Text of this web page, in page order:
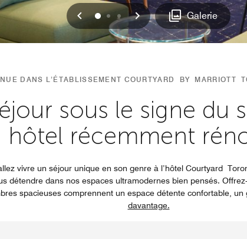
Précédent
012 Suivant Galerie
DANS L’ÉTABLISSEMENT COURTYARD BY MARRIOTT
sous le signe du
hôtel récemment
vivre un séjour unique en son genre à l’hôtel Courtyard
détendre dans nos espaces ultramodernes bien pensés.
spacieuses comprennent un espace détente confortable,
davantage.